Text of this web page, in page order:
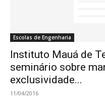
Escolas de Engenharia
Instituto Mauá de
seminário sobre
exclusividade...
11/04/2016